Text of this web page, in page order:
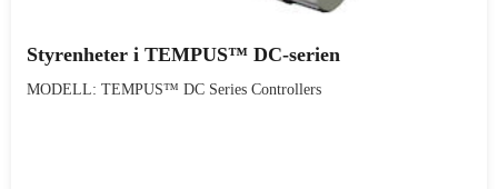
Styrenheter i TEMPUS™ DC-serien
MODELL: TEMPUS™ DC Series Controllers